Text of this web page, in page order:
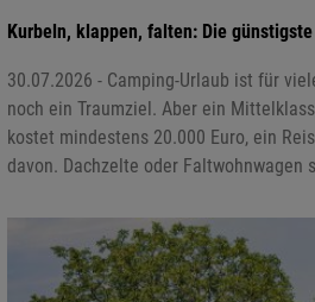
Kurbeln, klappen, falten: Die
30.07.2026 - Camping-Urlaub ist für
noch ein Traumziel. Aber ein
kostet mindestens 20.000 Euro, ein
davon. Dachzelte oder Faltwohnwagen